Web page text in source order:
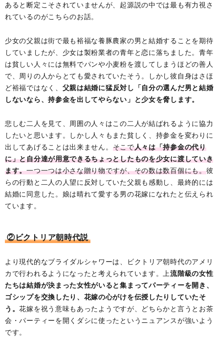
あると断定こそされていませんが、起源説の中では最も有力視さ
れているのがこちらのお話。
少女の父親は街で最も裕福な養豚農家の男と結婚することを期待
していましたが、少女は製粉業者の青年と恋に落ちました。青年
は貧しい人々には無料でパンや小麦粉を渡してしまうほどの善人
で、周りの人からとても愛されていたそう。しかし彼自身はさほ
ど裕福ではなく、 父親は結婚に猛反対し「自分の選んだ男と結婚
しないなら、持参金を出してやらない」と少女を脅します。
悲しむ二人を見て、周囲の人々はこの二人が結ばれるように協力
したいと思います。しかし人々もまた貧しく、持参金を変わりに
出してあげることは出来ません。 そこで人々は「持参金の代り
に」と自分達が用意できるちょっとしたものを少女に渡していき
ます。一つ一つは小さな贈り物ですが、その数は数百個にも。彼
らの行動と二人の人望に反対していた父親も感動し、最終的には
結婚に同意した。娘は晴れて愛する男の花嫁になれたと伝えられ
ています。
②ビクトリア朝時代説
より現代的なブライダルシャワーは、ビクトリア朝時代のアメリ
カで行われるようになったと考えられています。上流階級の女性
たちは結婚が決まった女性がいると集まってパーティーを開き、
ゴシップを交換したり、花嫁の心がけを伝授したりしていたそ
う。花嫁を祝う意味もあったようですが、どちらかと言うとお茶
会・パーティーを開くダシに使ったというニュアンスが強いよう
です。